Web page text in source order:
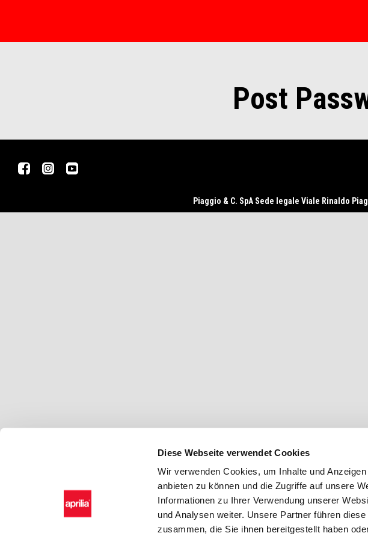
Diese Webseite verwendet Cookies
Wir verwenden Cookies, um Inhalte und
anbieten zu können und die Zugriffe auf unsere
Informationen zu Ihrer Verwendung unserer
und Analysen weiter. Unsere Partner führen
zusammen, die Sie ihnen bereitgestellt haben
Post
FacebookInstagram
Piaggio & C. SpA Sede legale Viale Rinaldo